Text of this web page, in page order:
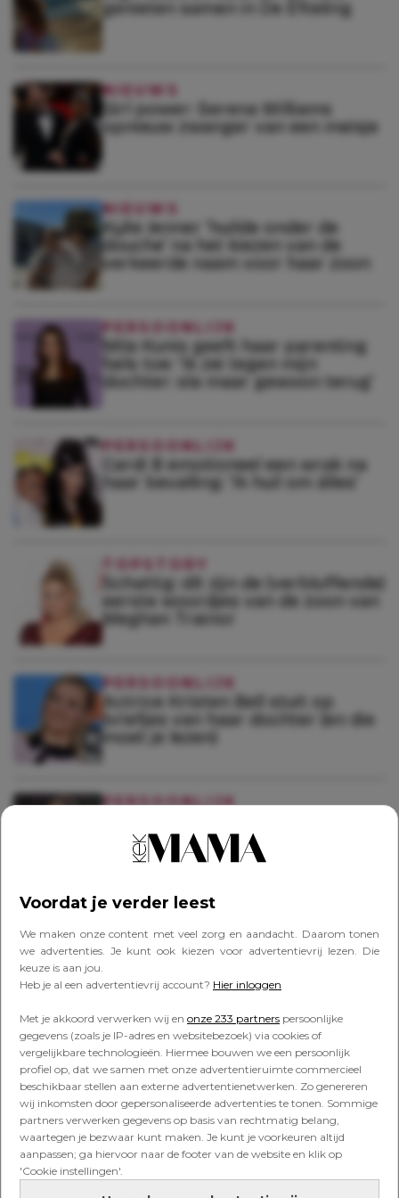
Voordat je verder leest
We maken onze content met veel zorg en aandacht. Daarom tonen
we advertenties. Je kunt ook kiezen voor advertentievrij lezen. Die
keuze is aan jou.
Heb je al een advertentievrij account? Hier inloggen
Met je akkoord verwerken wij en onze 233 partners persoonlijke
gegevens (zoals je IP-adres en websitebezoek) via cookies of
vergelijkbare technologieën. Hiermee bouwen we een persoonlijk
profiel op, dat we samen met onze advertentieruimte commercieel
beschikbaar stellen aan externe advertentienetwerken. Zo genereren
wij inkomsten door gepersonaliseerde advertenties te tonen. Sommige
partners verwerken gegevens op basis van rechtmatig belang,
waartegen je bezwaar kunt maken. Je kunt je voorkeuren altijd
aanpassen; ga hiervoor naar de footer van de website en klik op
'Cookie instellingen'.
genieten samen in De Efteling
NIEUWS
Girl power: Serena Williams
opnieuw zwanger van een meisje
NIEUWS
Kylie Jenner ‘huilde onder de
douche’ na het kiezen van de
verkeerde naam voor haar zoon
PERSOONLIJK
Mila Kunis geeft haar parenting
fails toe: ‘Ik zei tegen mijn
dochter: sla maar gewoon terug’
PERSOONLIJK
Cardi B emotioneel een wrak na
haar bevalling: ‘Ik huil om álles’
Schattig: dít zijn de (verbluffende)
eerste woordjes van de zoon van
Meghan Trainor
PERSOONLIJK
Actrice Kristen Bell stuit op
briefjes van haar dochter (en die
moet je lezen)
PERSOONLIJK
brengt in Hollywood een enorme
druk met zich mee’
Katy Perry: ‘Sinds ik moeder ben,
scheer ik m’n benen niet meer’
PERSOONLIJK
Hilary Duff over seks tijdens de
zwangerschap: ‘Ik had er dus
écht geen zin in’
PERSOONLIJK
‘Het is alsof wij plussize
zwangere vrouwen niet bestaan’